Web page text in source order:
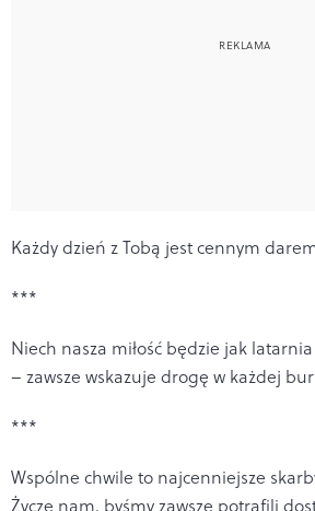
Każdy dzień z Tobą jest cennym
***
Niech nasza miłość będzie jak
– zawsze wskazuje drogę w każdej
***
Wspólne chwile to najcenniejsze
Życzę nam, byśmy zawsze potrafili